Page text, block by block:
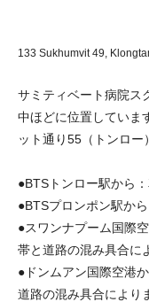
133 Sukhumvit 49,
サミティベート病院ス
中ほどに位置していま
ット通り55（トンロー
●BTSトンロー駅から
●BTSプロンポン駅か
●スワンナプーム国際
帯と道路の混み具合に
●ドンムアン国際空港
道路の混み具合により